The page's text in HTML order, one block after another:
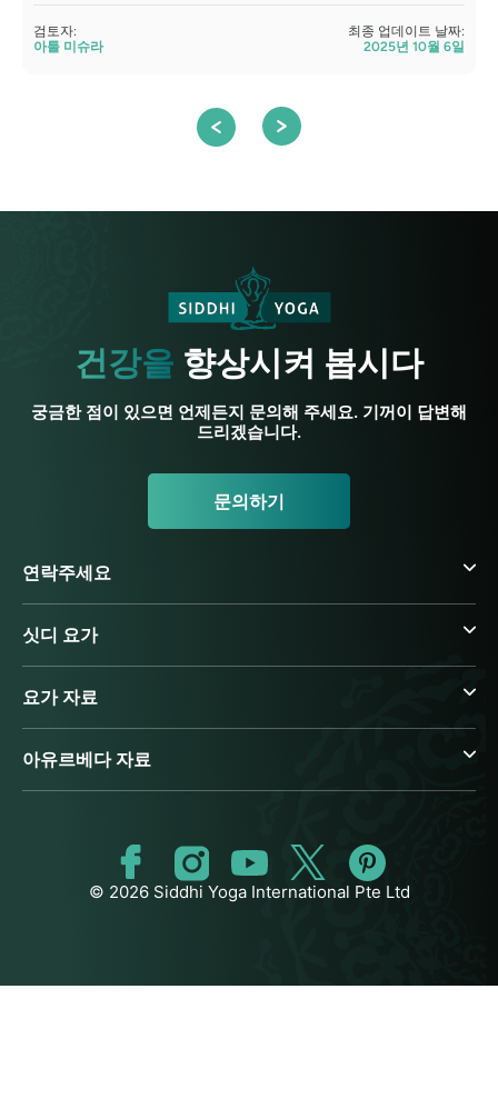
검토자:
아툴 미슈라
최종 업데이트 날짜:
2025년 10월 6일
건강을 향상시켜 봅시다
궁금한 점이 있으면 언제든지 문의해 주세요. 기꺼이 답변해
드리겠습니다.
문의하기
연락주세요
싯디 요가
요가 자료
아유르베다 자료
© 2026 Siddhi Yoga International Pte Ltd